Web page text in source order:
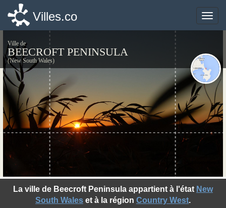
Toggle
Villes.co
Ville de
BEECROFT PENINSULA
(New South Wales)
La ville de Beecroft Peninsula appartient à l'état New
South Wales et à la région Country West.
Toggle
Villes.co